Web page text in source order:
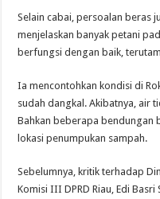
Selain cabai, persoalan beras
menjelaskan banyak petani
berfungsi dengan baik,
Ia mencontohkan kondisi di
sudah dangkal. Akibatnya, air
Bahkan beberapa bendungan
lokasi penumpukan sampah.
Sebelumnya, kritik terhadap
Komisi III DPRD Riau, Edi